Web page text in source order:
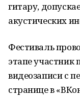
гитару,
акустических
Фестиваль
этапе участник
видеозаписи с
странице в